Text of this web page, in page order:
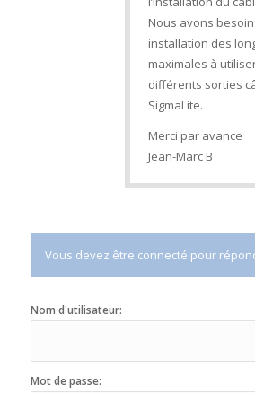
Nous avons
installation des
maximales à
différents sorties
SigmaLite.
Merci par avance
Jean-Marc B
Vous devez être connecté pour
Nom d'utilisateur:
Mot de passe: